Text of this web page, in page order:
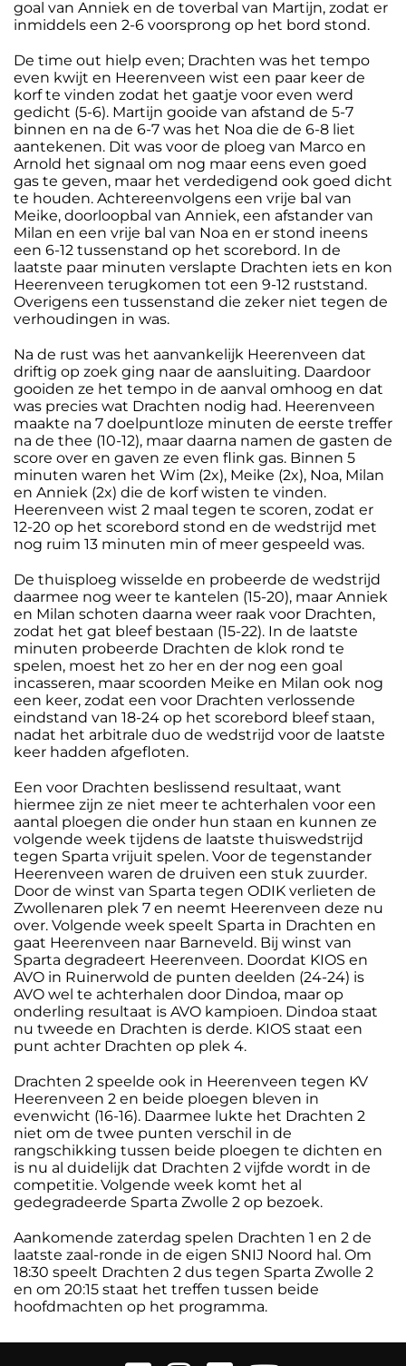
goal van Anniek en de toverbal van Martijn, zodat er
inmiddels een 2-6 voorsprong op het bord stond.
De time out hielp even; Drachten was het tempo
even kwijt en Heerenveen wist een paar keer de
korf te vinden zodat het gaatje voor even werd
gedicht (5-6). Martijn gooide van afstand de 5-7
binnen en na de 6-7 was het Noa die de 6-8 liet
aantekenen. Dit was voor de ploeg van Marco en
Arnold het signaal om nog maar eens even goed
gas te geven, maar het verdedigend ook goed dicht
te houden. Achtereenvolgens een vrije bal van
Meike, doorloopbal van Anniek, een afstander van
Milan en een vrije bal van Noa en er stond ineens
een 6-12 tussenstand op het scorebord. In de
laatste paar minuten verslapte Drachten iets en kon
Heerenveen terugkomen tot een 9-12 ruststand.
Overigens een tussenstand die zeker niet tegen de
verhoudingen in was.
Na de rust was het aanvankelijk Heerenveen dat
driftig op zoek ging naar de aansluiting. Daardoor
gooiden ze het tempo in de aanval omhoog en dat
was precies wat Drachten nodig had. Heerenveen
maakte na 7 doelpuntloze minuten de eerste treffer
na de thee (10-12), maar daarna namen de gasten de
score over en gaven ze even flink gas. Binnen 5
minuten waren het Wim (2x), Meike (2x), Noa, Milan
en Anniek (2x) die de korf wisten te vinden.
Heerenveen wist 2 maal tegen te scoren, zodat er
12-20 op het scorebord stond en de wedstrijd met
nog ruim 13 minuten min of meer gespeeld was.
De thuisploeg wisselde en probeerde de wedstrijd
daarmee nog weer te kantelen (15-20), maar Anniek
en Milan schoten daarna weer raak voor Drachten,
zodat het gat bleef bestaan (15-22). In de laatste
minuten probeerde Drachten de klok rond te
spelen, moest het zo her en der nog een goal
incasseren, maar scoorden Meike en Milan ook nog
een keer, zodat een voor Drachten verlossende
eindstand van 18-24 op het scorebord bleef staan,
nadat het arbitrale duo de wedstrijd voor de laatste
keer hadden afgefloten.
Een voor Drachten beslissend resultaat, want
hiermee zijn ze niet meer te achterhalen voor een
aantal ploegen die onder hun staan en kunnen ze
volgende week tijdens de laatste thuiswedstrijd
tegen Sparta vrijuit spelen. Voor de tegenstander
Heerenveen waren de druiven een stuk zuurder.
Door de winst van Sparta tegen ODIK verlieten de
Zwollenaren plek 7 en neemt Heerenveen deze nu
over. Volgende week speelt Sparta in Drachten en
gaat Heerenveen naar Barneveld. Bij winst van
Sparta degradeert Heerenveen. Doordat KIOS en
AVO in Ruinerwold de punten deelden (24-24) is
AVO wel te achterhalen door Dindoa, maar op
onderling resultaat is AVO kampioen. Dindoa staat
nu tweede en Drachten is derde. KIOS staat een
punt achter Drachten op plek 4.
Drachten 2 speelde ook in Heerenveen tegen KV
Heerenveen 2 en beide ploegen bleven in
evenwicht (16-16). Daarmee lukte het Drachten 2
niet om de twee punten verschil in de
rangschikking tussen beide ploegen te dichten en
is nu al duidelijk dat Drachten 2 vijfde wordt in de
competitie. Volgende week komt het al
gedegradeerde Sparta Zwolle 2 op bezoek.
Aankomende zaterdag spelen Drachten 1 en 2 de
laatste zaal-ronde in de eigen SNIJ Noord hal. Om
18:30 speelt Drachten 2 dus tegen Sparta Zwolle 2
en om 20:15 staat het treffen tussen beide
hoofdmachten op het programma.